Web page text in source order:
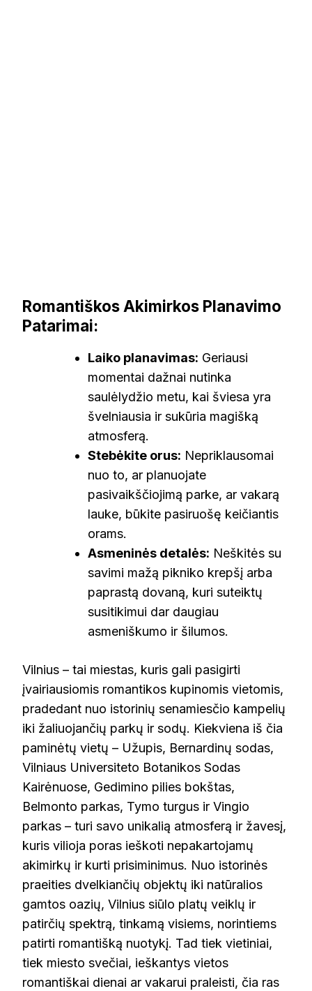
Romantiškos Akimirkos Planavimo
Patarimai:
Laiko planavimas: Geriausi
momentai dažnai nutinka
saulėlydžio metu, kai šviesa yra
švelniausia ir sukūria magišką
atmosferą.
Stebėkite orus: Nepriklausomai
nuo to, ar planuojate
pasivaikščiojimą parke, ar vakarą
lauke, būkite pasiruošę keičiantis
orams.
Asmeninės detalės: Neškitės su
savimi mažą pikniko krepšį arba
paprastą dovaną, kuri suteiktų
susitikimui dar daugiau
asmeniškumo ir šilumos.
Vilnius – tai miestas, kuris gali pasigirti
įvairiausiomis romantikos kupinomis vietomis,
pradedant nuo istorinių senamiesčio kampelių
iki žaliuojančių parkų ir sodų. Kiekviena iš čia
paminėtų vietų – Užupis, Bernardinų sodas,
Vilniaus Universiteto Botanikos Sodas
Kairėnuose, Gedimino pilies bokštas,
Belmonto parkas, Tymo turgus ir Vingio
parkas – turi savo unikalią atmosferą ir žavesį,
kuris vilioja poras ieškoti nepakartojamų
akimirkų ir kurti prisiminimus. Nuo istorinės
praeities dvelkiančių objektų iki natūralios
gamtos oazių, Vilnius siūlo platų veiklų ir
patirčių spektrą, tinkamą visiems, norintiems
patirti romantišką nuotykį. Tad tiek vietiniai,
tiek miesto svečiai, ieškantys vietos
romantiškai dienai ar vakarui praleisti, čia ras